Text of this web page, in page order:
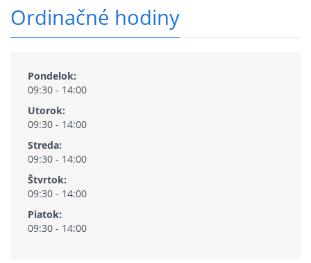
Ordinačné hodiny
Pondelok:
09:30 - 14:00
Utorok:
09:30 - 14:00
Streda:
09:30 - 14:00
Štvrtok:
09:30 - 14:00
Piatok:
09:30 - 14:00